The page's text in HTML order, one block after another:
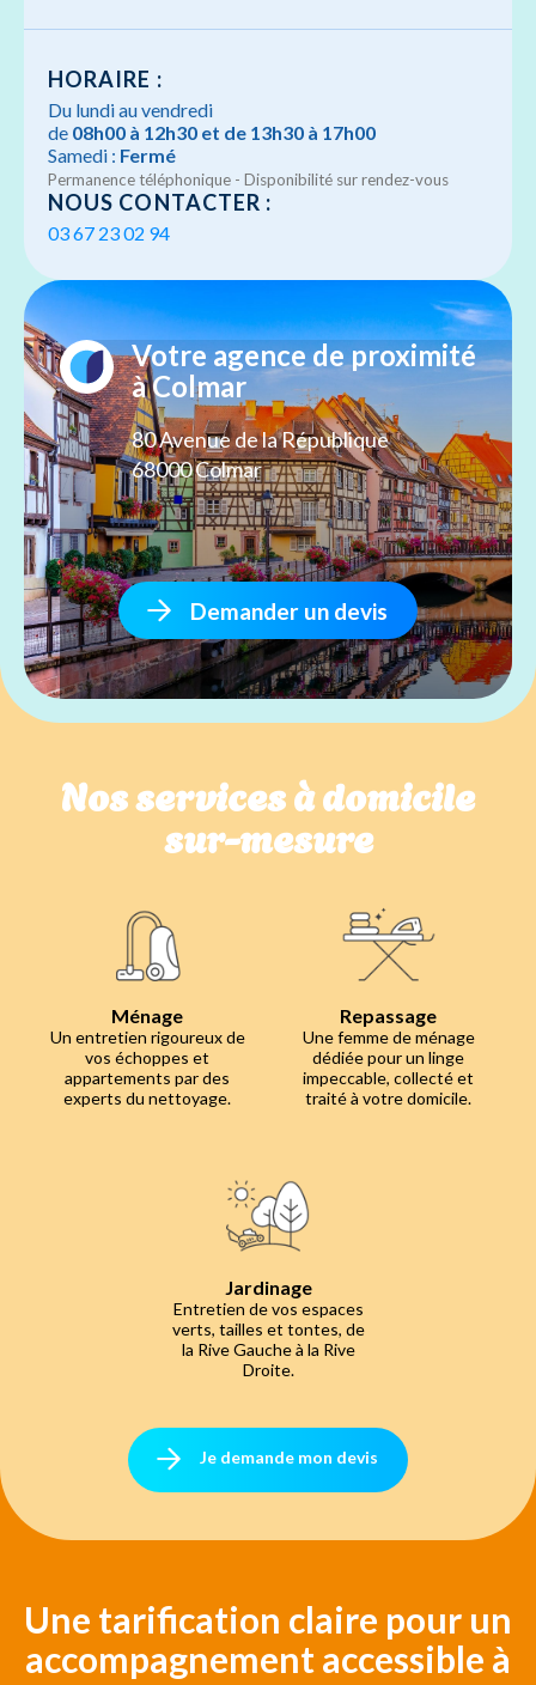
HORAIRE :
Du lundi au vendredi
de 08h00 à 12h30 et de 13h30 à 17h00
Samedi : Fermé
Permanence téléphonique - Disponibilité sur rendez-vous
NOUS CONTACTER :
03 67 23 02 94
Votre agence de proximité
à Colmar
80 Avenue de la République
68000 Colmar
Demander un devis
Nos services à domicile
sur-mesure
Ménage
Un entretien rigoureux de
vos échoppes et
appartements par des
experts du nettoyage.
Repassage
Une femme de ménage
dédiée pour un linge
impeccable, collecté et
traité à votre domicile.
Jardinage
Entretien de vos espaces
verts, tailles et tontes, de
la Rive Gauche à la Rive
Droite.
Je demande mon devis
Une tarification claire pour un
accompagnement accessible à